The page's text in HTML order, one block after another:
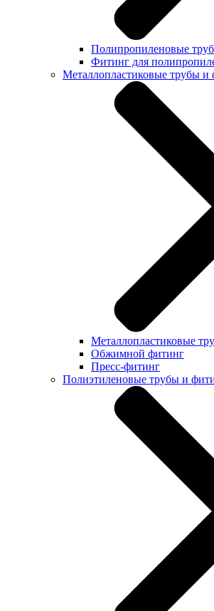
Полипропиленовые
Фитинг для
Металлопластиковые трубы и
Металлопластиковые
Обжимной фитинг
Пресс-фитинг
Полиэтиленовые трубы и